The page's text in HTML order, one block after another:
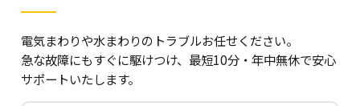
電気まわりや水まわりのトラブルお任せください。
急な故障にもすぐに駆けつけ、最短10分・年中無休で安心
サポートいたします。